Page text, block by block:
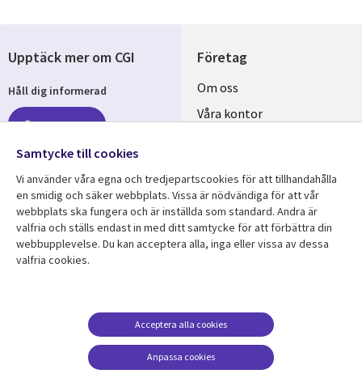
Företag
Useful
links
Om oss
Våra kontor
Legal
SWEDEN
Integritet och
dataskydd
Upptäck mer om CGI
Håll dig informerad
Prenumerera
Följ oss
Social
Media
SWEDEN
Samtycke till cookies
Vi använder våra egna och tredjepartscookies för att tillhandahålla
en smidig och säker webbplats. Vissa är nödvändiga för att vår
webbplats ska fungera och är inställda som standard. Andra är
valfria och ställs endast in med ditt samtycke för att förbättra din
webbupplevelse. Du kan acceptera alla, inga eller vissa av dessa
valfria cookies.
Anpassa cookies
Acceptera alla cookies